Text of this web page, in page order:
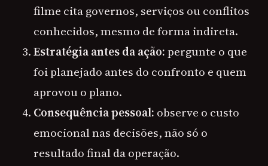
filme cita governos, serviços ou conflitos
conhecidos, mesmo de forma indireta.
Estratégia antes da ação:pergunte o que
foi planejado antes do confronto e quem
aprovou o plano.
Consequência pessoal: observe o custo
emocional nas decisões, não só o
resultado final da operação.